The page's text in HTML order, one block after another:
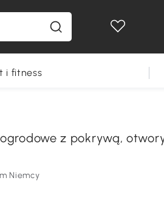
i fitness
ogrodowe z pokrywą,
Niemcy